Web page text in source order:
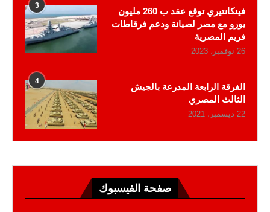
3
فينكانتيري توقع عقد ب 260 مليون
يورو مع مصر لصيانة ودعم فرقاطات
فريم المصرية
26 نوفمبر، 2023
4
الفرقة الرابعة المدرعة بالجيش
الثالث المصري
22 ديسمبر، 2021
صفحة الفيسبوك